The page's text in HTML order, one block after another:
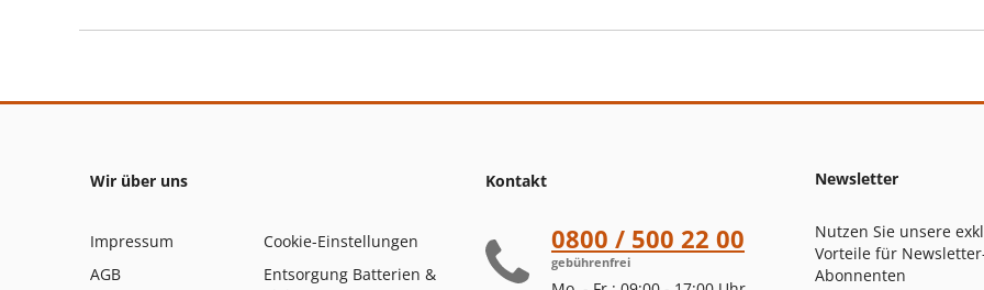
Wir über uns
Impressum
AGB
Cookie-Einstellungen
Entsorgung Batterien &
Kontakt
0800 / 500 22 00
gebührenfrei
Newsletter
Nutzen Sie unsere
Vorteile für
Abonnenten